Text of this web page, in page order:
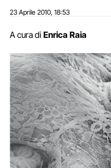
23 Aprile 2010 18:53
A cura di Enrica Raia